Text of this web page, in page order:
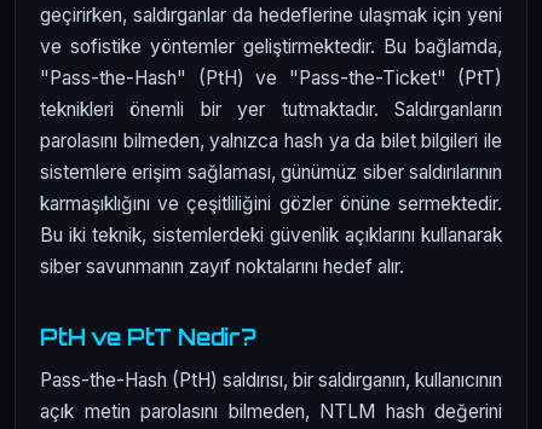
geçirirken, saldırganlar da hedeflerine ulaşmak için yeni
ve sofistike yöntemler geliştirmektedir. Bu bağlamda,
"Pass-the-Hash" (PtH) ve "Pass-the-Ticket" (PtT)
teknikleri önemli bir yer tutmaktadır. Saldırganların
parolasını bilmeden, yalnızca hash ya da bilet bilgileri ile
sistemlere erişim sağlaması, günümüz siber saldırılarının
karmaşıklığını ve çeşitliliğini gözler önüne sermektedir.
Bu iki teknik, sistemlerdeki güvenlik açıklarını kullanarak
siber savunmanın zayıf noktalarını hedef alır.
PtH ve PtT Nedir?
Pass-the-Hash (PtH) saldırısı, bir saldırganın, kullanıcının
açık metin parolasını bilmeden, NTLM hash değerini